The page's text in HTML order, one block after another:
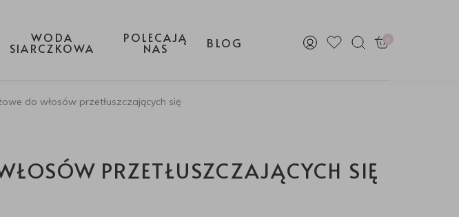
WODA
SIARCZKOWA
POLECAJĄ
NAS BLOG 0
do włosów przetłuszczających się
PRZETŁUSZCZAJĄCYCH SIĘ